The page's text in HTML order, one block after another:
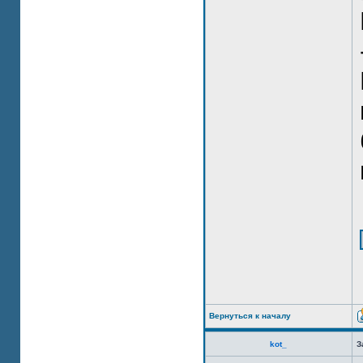
Вернуться к началу
kot_